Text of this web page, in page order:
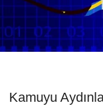
Kamuyu